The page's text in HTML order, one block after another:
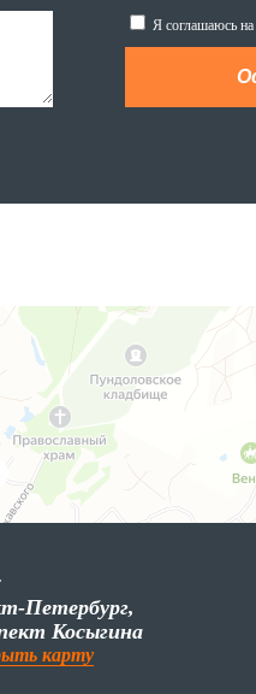
Я соглашаюсь на
Петербург,
Косыгина
карту